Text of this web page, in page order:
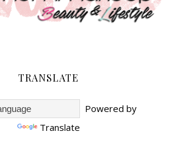
TRANSLATE
Powered by
Translate